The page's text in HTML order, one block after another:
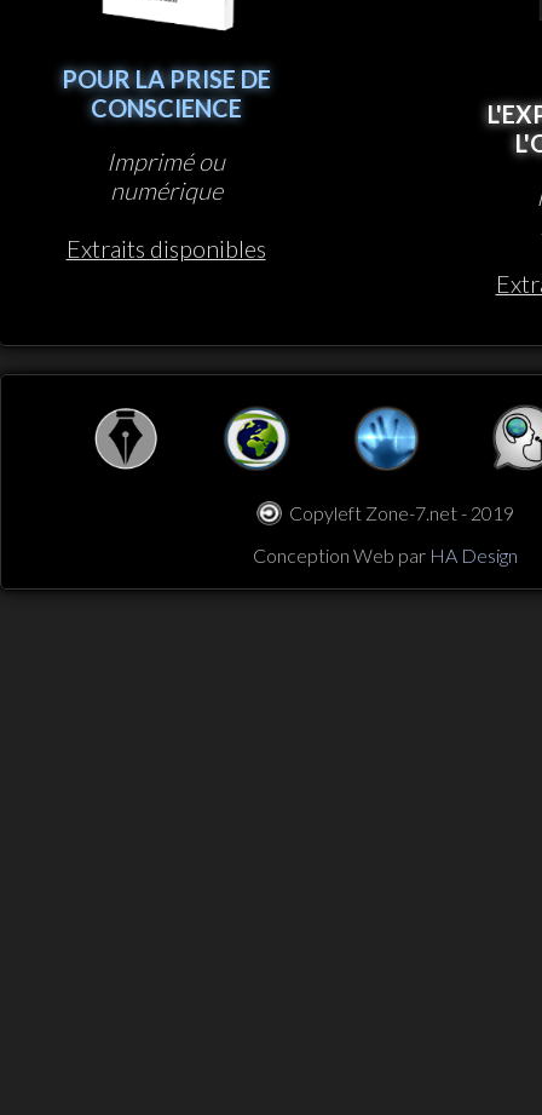
POUR LA PRISE DE
CONSCIENCE
Imprimé ou
numérique
Extraits disponibles
Copyleft Zone-7.net - 2019
Conception Web par HA Design